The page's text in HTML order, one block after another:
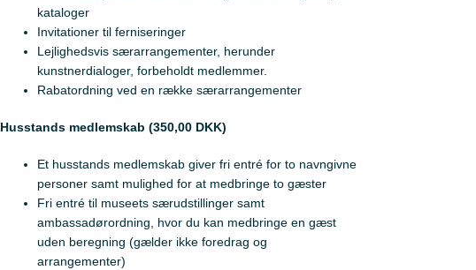
kataloger
Invitationer til ferniseringer
Lejlighedsvis særarrangementer, herunder
kunstnerdialoger, forbeholdt medlemmer.
Rabatordning ved en række særarrangementer
Husstands medlemskab (350,00 DKK)
Et husstands medlemskab giver fri entré for to navngivne
personer samt mulighed for at medbringe to gæster
Fri entré til museets særudstillinger samt
ambassadørordning, hvor du kan medbringe en gæst
uden beregning (gælder ikke foredrag og
arrangementer)